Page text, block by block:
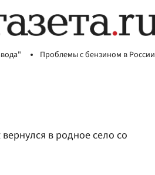
Проблемы с бензином в России
в родное село со